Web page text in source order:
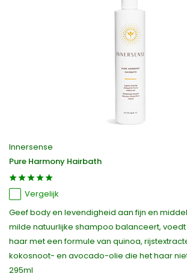
Innersense
Pure Harmony Hairbath
Vergelijk
Geef body en levendigheid aan fijn en
milde natuurlijke shampoo balanceert, voedt
haar met een formule van quinoa,
kokosnoot- en avocado-olie die het haar
295ml